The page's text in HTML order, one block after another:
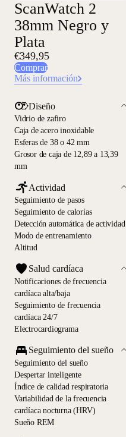
ScanWatch 2
38mm Negro y
Plata
€349,95
Comprar
Más información
Diseño
Vidrio de zafiro
Caja de acero inoxidable
Esferas de 38 o 42 mm
Grosor de caja de 12,89 a 13,39
mm
Actividad
Seguimiento de pasos
Seguimiento de calorías
Detección automática de actividad
Modo de entrenamiento
Altitud
Salud cardíaca
Notificaciones de frecuencia
cardíaca alta/baja
Seguimiento de frecuencia
cardíaca 24/7
Electrocardiograma
Seguimiento del sueño
Seguimiento del sueño
Despertar inteligente
Índice de calidad respiratoria
Variabilidad de la frecuencia
cardíaca nocturna (HRV)
Sueño REM